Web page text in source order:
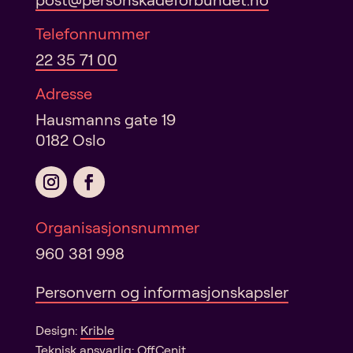
Telefonnummer
22 35 71 00
Adresse
Hausmanns gate 19
0182 Oslo
Organisasjonsnummer
960 381 998
Personvern og informasjonskapsler
Design: Krible
Teknisk ansvarlig: OffCenit